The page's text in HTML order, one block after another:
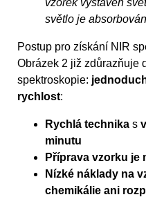
světlo je
Postup pro získání NIR
Obrázek 2 již zdůrazňuje
spektroskopie:
rychlost:
Rychlá technika s
minutu
Příprava vzorku je
Nízké náklady na
chemikálie ani